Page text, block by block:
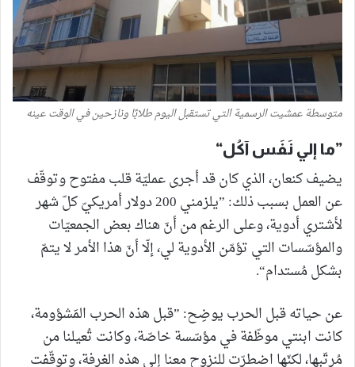
متوسطة عمشيت الرسمية التي تستقبل اليوم طلابًا ونازحين في الوقت عينه
”ما إلي نَفَس آكُل“
يضيف كنعان، الذي كان قد أجرى عمليّة قلب مفتوح وتوقّف
عن العمل بسبب ذلك: ”يلزمني 200 دولار أمريكيّ كلّ شهر
لأشتري أدوية، وعلى الرغم من أنّ هناك بعض الجمعيّات
والمؤسّسات التي تؤمّن الأدوية لي، إلّا أنّ هذا الأمر لا يتمّ
بشكل مُستدام“.
عن حياته قبل الحرب يوضِح: ”قبل هذه الحرب المَشؤومة،
كانت ابنتي موظّفة في مؤسّسة خاصّة، وكانت تُعيلنا من
مُرتّبها، لكنّها اضطرّت للنزوح معنا إلى هذه الغرفة، وتوقّفت